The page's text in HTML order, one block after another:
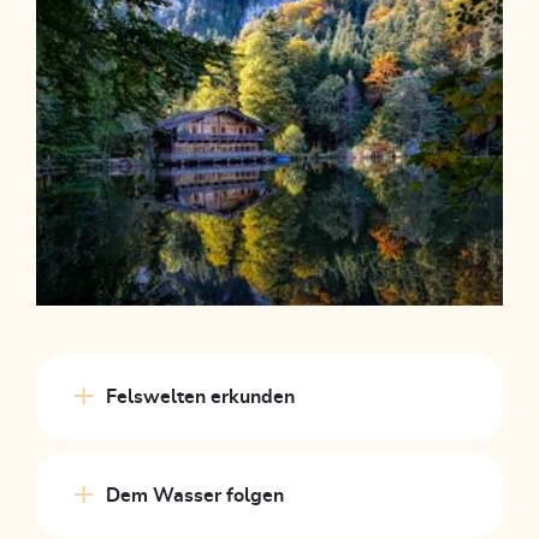
Felswelten erkunden
Dem Wasser folgen